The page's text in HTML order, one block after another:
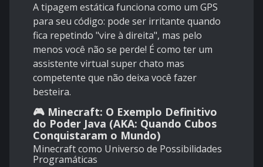
A tipagem estática funciona como um GPS
para seu código: pode ser irritante quando
fica repetindo "vire à direita", mas pelo
menos você não se perde! É como ter um
assistente virtual super chato mas
competente que não deixa você fazer
besteira.
🎮 Minecraft: O Exemplo Definitivo
do Poder Java (AKA: Quando Cubos
Conquistaram o Mundo)
Minecraft como Universo de Possibilidades
Programáticas